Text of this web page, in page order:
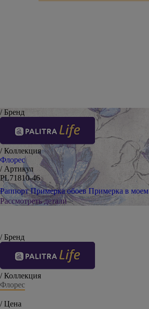
/ Бренд
/ Коллекция
Флорес
/ Артикул
PL71810-46
Раппорт Примерка обоев Примерка в моем
Рассмотреть детали
/ Бренд
/ Коллекция
Флорес
/ Цена